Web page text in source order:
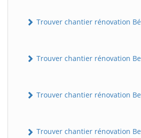
Trouver chantier rénovation
Trouver chantier rénovation
Trouver chantier rénovation
Trouver chantier rénovation